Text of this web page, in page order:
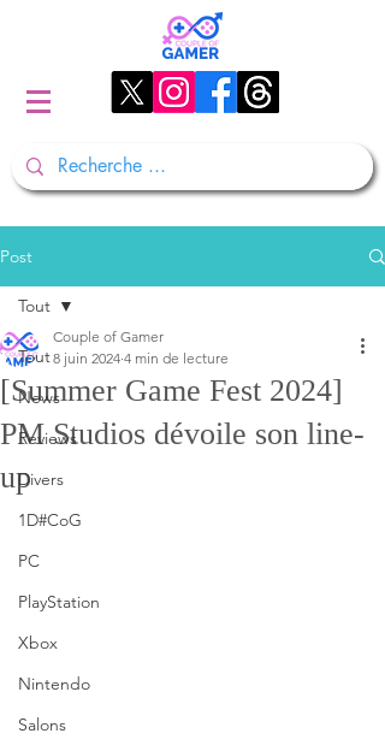
Post
Tout
News
Reviews
Divers
1D#CoG
PC
PlayStation
Xbox
Nintendo
Salons
Tout
[Summer Game Fest 2024]
PM Studios dévoile son line-
up
Couple of Gamer
8 juin 2024 4 min de lecture